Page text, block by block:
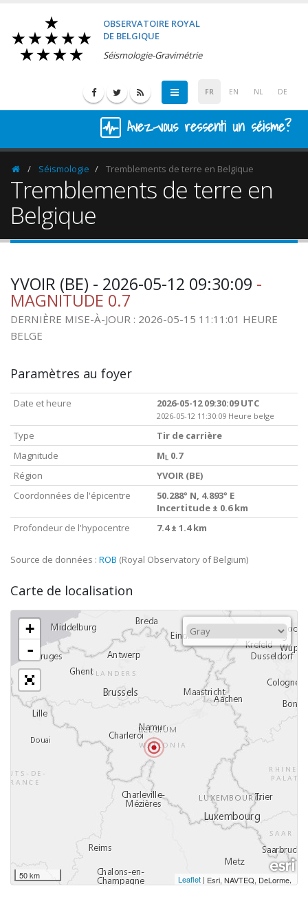
OBSERVATOIRE ROYAL
DE BELGIQUE
Séismologie-Gravimétrie
FR EN NL DE
Avez-vous ressenti un séisme?
HomepageSéismologie Tremblements de terre en Belgique
Tremblements de terre en
Belgique
YVOIR (BE) - 2026-05-12 09:30:09 -
MAGNITUDE 0.7
DERNIÈRE MISE-À-JOUR : 2026-05-15 11:11:01 HEURE
BELGE
Paramètres au foyer
Date et heure 2026-05-12 09:30:09 UTC
2026-05-12 11:30:09 Heure belge
Type
Tir de carrière
Magnitude
M L 0.7
Région
YVOIR (BE)
Coordonnées de l'épicentre
50.288° N, 4.893° E
Incertitude ± 0.6 km
Profondeur de l'hypocentre
7.4 ± 1.4 km
Source de données : ROB (Royal Observatory of Belgium)
Carte de localisation
+
-
50 km Leaflet | Esri, NAVTEQ, DeLorme,